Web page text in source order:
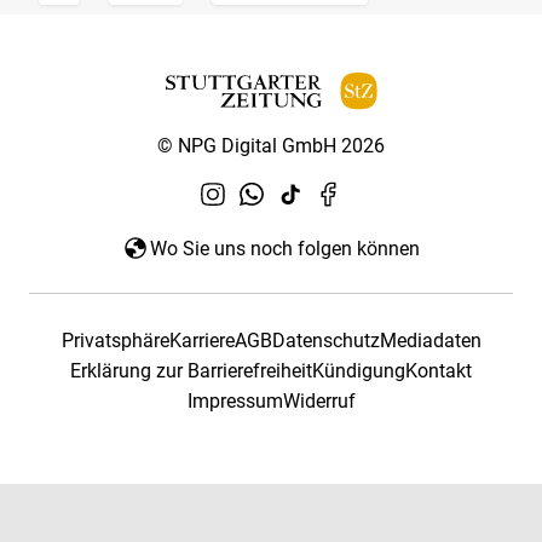
© NPG Digital GmbH 2026
Wo Sie uns noch folgen können
PrivatsphäreKarriereAGBDatenschutzMediadaten
Erklärung zur BarrierefreiheitKündigungKontakt
ImpressumWiderruf